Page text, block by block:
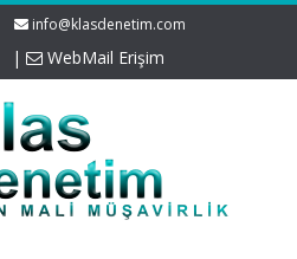
info@klasdenetim.com
| WebMail Erişim